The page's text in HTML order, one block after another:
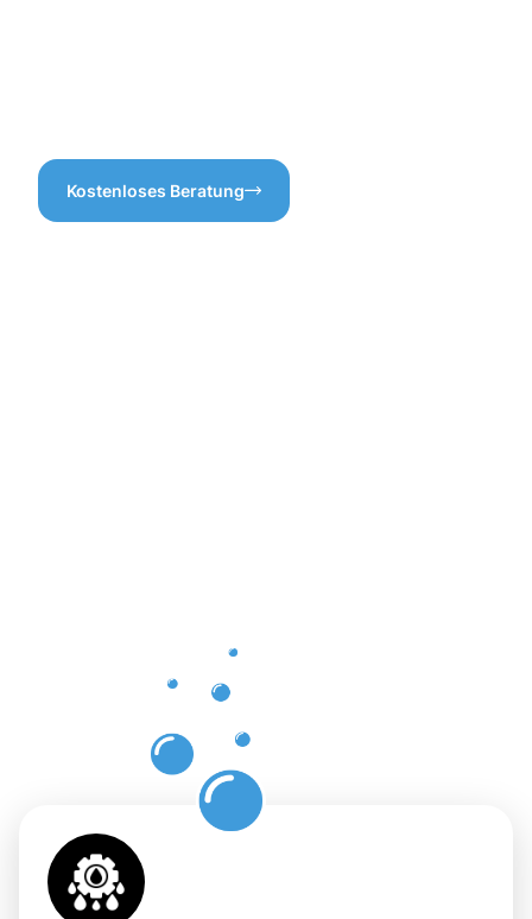
Kostenloses Beratung